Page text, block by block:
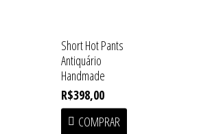
Short Hot Pants
Antiquário
Handmade
R$398,00
COMPRAR